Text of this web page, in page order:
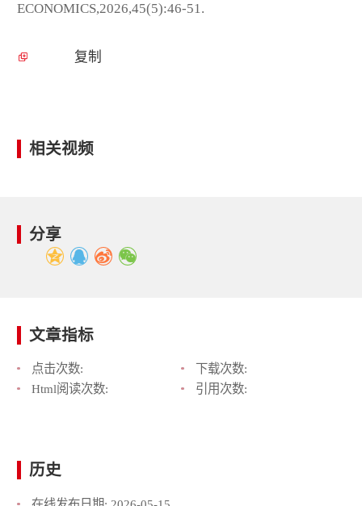
ECONOMICS,2026,45(5):46-51.
复制
相关视频
分享
文章指标
点击次数:
下载次数:
Html阅读次数:
引用次数:
历史